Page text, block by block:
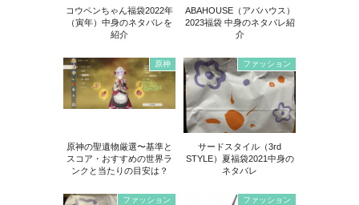
コウペンちゃん福袋2022年
（寅年）中身のネタバレを
紹介
ABAHOUSE（アバハウス）
2023福袋 中身のネタバレ紹
介
原神
原神の聖遺物厳選〜基準と
スコア・おすすめの世界ラ
ンクと当たりの目安は？
ファッション
サードスタイル（3rd
STYLE）夏福袋2021中身の
ネタバレ
ファッション ファッション